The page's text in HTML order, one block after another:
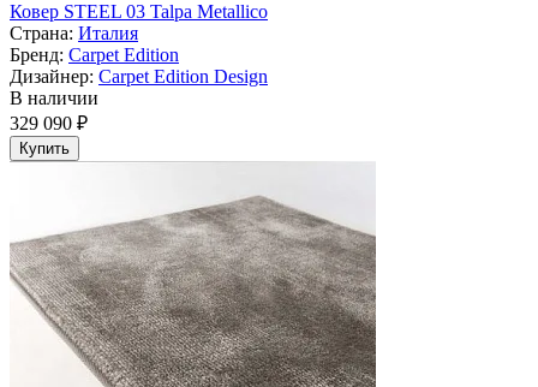
Ковер STEEL 03 Talpa Metallico
Страна: Италия
Бренд: Carpet Edition
Дизайнер: Carpet Edition Design
В наличии
329 090 ₽
Купить